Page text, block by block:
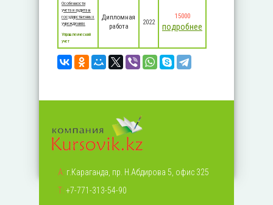
Особенности
учета и аудита в
государственных
учреждениях
Управленческий
учет
Дипломная
работа
2022
15000
подробнее
А: г.Караганда, пр. Н.Абдирова 5, офис 325
Т: +7-771-313-54-90